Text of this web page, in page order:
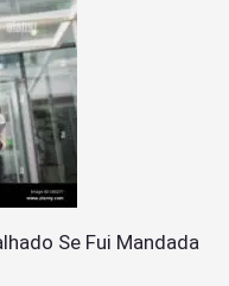
Se Fui Mandada